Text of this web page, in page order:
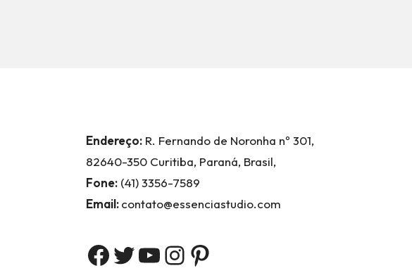
Endereço: R. Fernando de Noronha nº 301,
82640-350 Curitiba, Paraná, Brasil,
Fone: (41) 3356-7589
Email:contato@essenciastudio.com